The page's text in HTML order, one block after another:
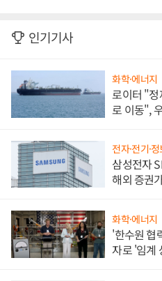
인기기사
화학·에너지
로이터 "정
로 이동",
전자·전기·
삼성전자
해외 증권
화학·에너지
'한수원 협
자로 '임계